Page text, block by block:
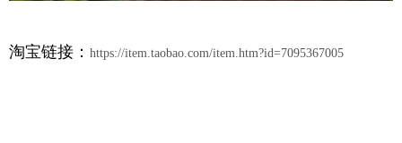
淘宝链接： https://item.taobao.com/item.htm?id=7095367005